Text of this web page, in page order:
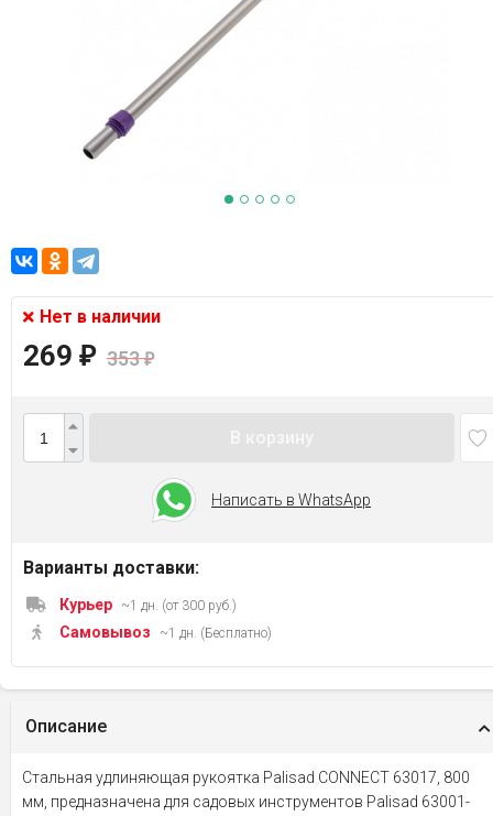
Нет в наличии
269 ₽ 353₽
Написать в WhatsApp
Варианты доставки:
Курьер ~1 дн. (от 300 руб.)
Самовывоз ~1 дн. (Бесплатно)
Описание
Стальная удлиняющая рукоятка Palisad CONNECT 63017, 800
мм, предназначена для садовых инструментов Palisad 63001-